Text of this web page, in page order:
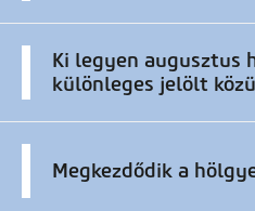
Ki legyen augusztus
különleges jelölt
Megkezdődik a